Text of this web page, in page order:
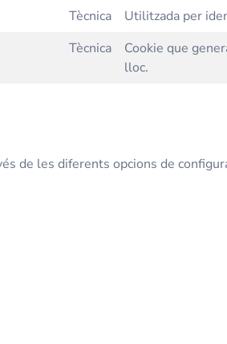
Tècnica
Utilitzada per
Tècnica
Cookie que
lloc.
de les diferents opcions de